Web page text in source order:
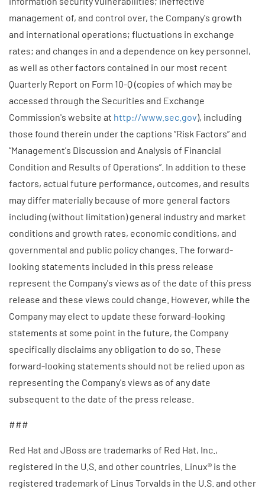
management of, and control over, the Company's growth
and international operations; fluctuations in exchange
rates; and changes in and a dependence on key personnel,
as well as other factors contained in our most recent
Quarterly Report on Form 10-Q (copies of which may be
accessed through the Securities and Exchange
Commission's website at http://www.sec.gov), including
those found therein under the captions ”Risk Factors” and
”Management's Discussion and Analysis of Financial
Condition and Results of Operations”. In addition to these
factors, actual future performance, outcomes, and results
may differ materially because of more general factors
including (without limitation) general industry and market
conditions and growth rates, economic conditions, and
governmental and public policy changes. The forward-
looking statements included in this press release
represent the Company's views as of the date of this press
release and these views could change. However, while the
Company may elect to update these forward-looking
statements at some point in the future, the Company
specifically disclaims any obligation to do so. These
forward-looking statements should not be relied upon as
representing the Company's views as of any date
subsequent to the date of the press release.
###
Red Hat and JBoss are trademarks of Red Hat, Inc.,
registered in the U.S. and other countries. Linux® is the
registered trademark of Linus Torvalds in the U.S. and other